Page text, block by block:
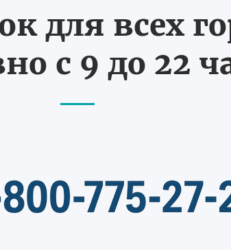
для всех
с 9 до 22